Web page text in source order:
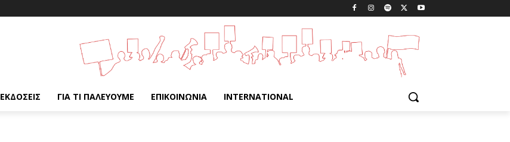
ΕΚΔΌΣΕΙΣ ΓΙΑ ΤΙ ΠΑΛΕΎΟΥΜΕ ΕΠΙΚΟΙΝΩΝΊΑ INTERNATIONAL